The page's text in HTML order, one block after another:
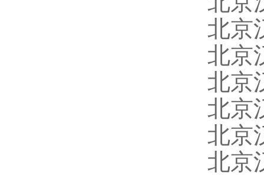
北京
北京
北京
北京
北京
北京